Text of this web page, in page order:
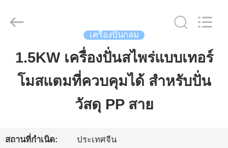
บ้าน
วิดีโอ
INDUSTRIAL
Reserved.
เครื่องปั่นกลม
1.5KW เครื่องปั่นสไพร่แบบเทอร์
โมสแตมที่ควบคุมได้ สําหรับปั่น
วัสดุ PP สาย
สถานที่กำเนิด: ประเทศจีน